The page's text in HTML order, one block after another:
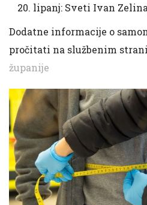
lipanj: Sveti Ivan
Dodatne informacije o
pročitati na službenim
županije